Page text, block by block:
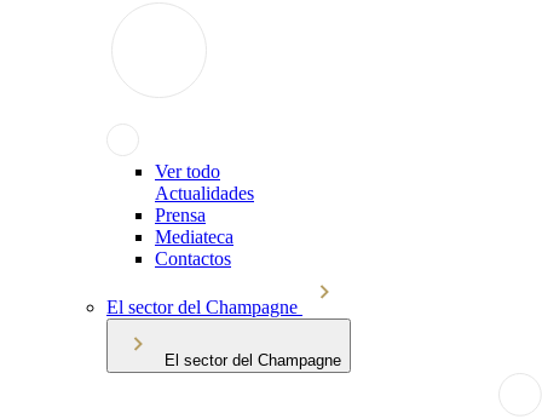
Ver todo
Actualidades
Prensa
Mediateca
Contactos
El sector del Champagne
El sector del Champagne